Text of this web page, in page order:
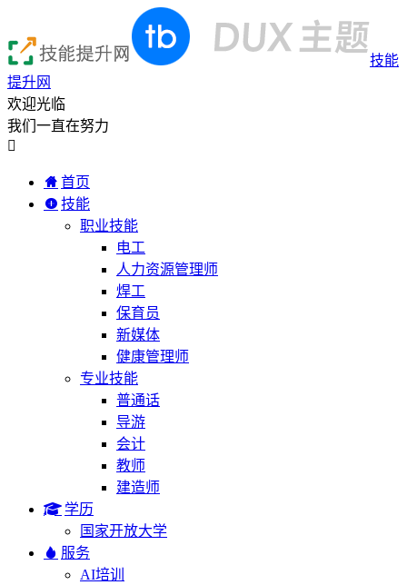
技能
提升网
欢迎光临
我们一直在努力

首页
技能
职业技能
电工
人力资源管理师
焊工
保育员
新媒体
健康管理师
专业技能
普通话
导游
会计
教师
建造师
学历
国家开放大学
服务
AI培训